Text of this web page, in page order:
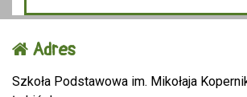
Adres
Szkoła Podstawowa im. Mikołaja